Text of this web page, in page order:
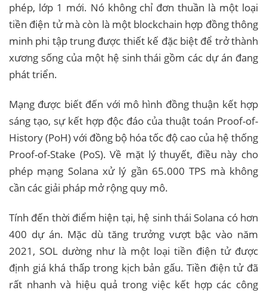
phép, lớp 1 mới. Nó không chỉ đơn thuần là một loại
tiền điện tử mà còn là một blockchain hợp đồng thông
minh phi tập trung được thiết kế đặc biệt để trở thành
xương sống của một hệ sinh thái gồm các dự án đang
phát triển.
Mạng được biết đến với mô hình đồng thuận kết hợp
sáng tạo, sự kết hợp độc đáo của thuật toán Proof-of-
History (PoH) với đồng bộ hóa tốc độ cao của hệ thống
Proof-of-Stake (PoS). Về mặt lý thuyết, điều này cho
phép mạng Solana xử lý gần 65.000 TPS mà không
cần các giải pháp mở rộng quy mô.
Tính đến thời điểm hiện tại, hệ sinh thái Solana có hơn
400 dự án. Mặc dù tăng trưởng vượt bậc vào năm
2021, SOL dường như là một loại tiền điện tử được
định giá khá thấp trong kịch bản gấu. Tiền điện tử đã
rất nhanh và hiệu quả trong việc kết hợp các công